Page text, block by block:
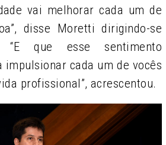
vai melhorar cada um de
disse Moretti dirigindo-se
“E que esse sentimento
impulsionar cada um de vocês
profissional”, acrescentou.